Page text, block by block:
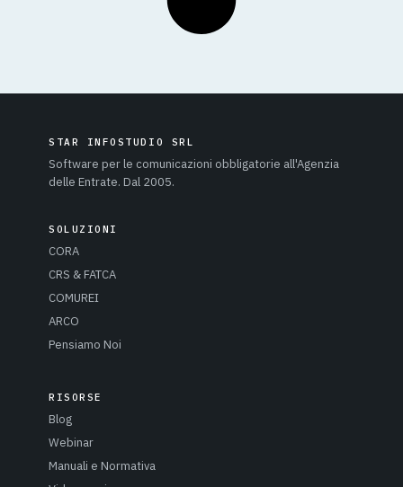
STAR INFOSTUDIO SRL
Software per le comunicazioni obbligatorie all'Agenzia
delle Entrate. Dal 2005.
SOLUZIONI
CORA
CRS & FATCA
COMUREI
ARCO
Pensiamo Noi
RISORSE
Blog
Webinar
Manuali e Normativa